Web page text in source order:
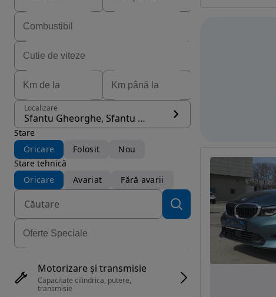
Localizare
Sfantu Gheorghe, Sfantu Gheorghe
Stare
Oricare
Folosit
Nou
Stare tehnică
Oricare
Avariat Fără avarii
Motorizare și transmisie
Capacitate cilindrica, putere,
transmisie